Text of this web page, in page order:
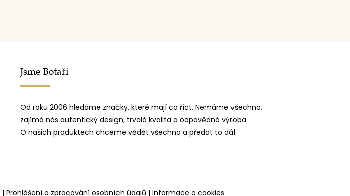
Jsme Botaři
Od roku 2006 hledáme značky, které mají co říct. Nemáme všechno,
zajímá nás autentický design, trvalá kvalita a odpovědná výroba.
O našich produktech chceme vědět všechno a předat to dál.
| Prohlášení o zpracování osobních údajů | Informace o cookies